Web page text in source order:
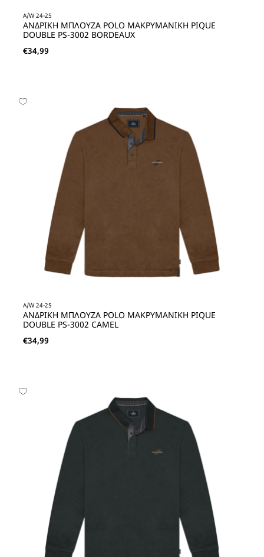
A/W 24-25
ΑΝΔΡΙΚΗ ΜΠΛΟΥΖΑ POLO ΜΑΚΡΥΜΑΝΙΚΗ PIQUE
DOUBLE PS-3002 BORDEAUX
€34,99
A/W 24-25
ΑΝΔΡΙΚΗ ΜΠΛΟΥΖΑ POLO ΜΑΚΡΥΜΑΝΙΚΗ PIQUE
DOUBLE PS-3002 CAMEL
€34,99